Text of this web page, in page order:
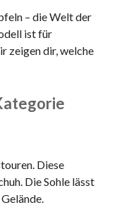
– die Welt der
ist für
zeigen dir, welche
Diese
Die Sohle lässt